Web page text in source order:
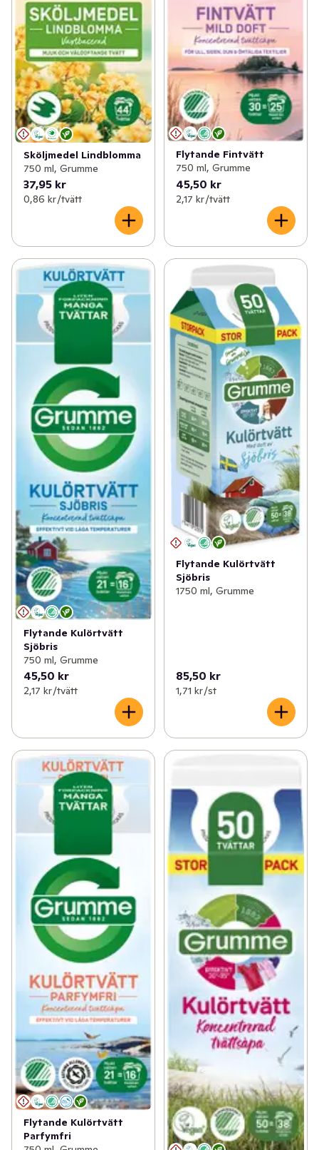
Sköljmedel Lindblomma
750 ml, Grumme
37,95 kr
0,86 kr /tvätt
Flytande Fintvätt
750 ml, Grumme
45,50 kr
2,17 kr /tvätt
Flytande Kulörtvätt
Sjöbris
750 ml, Grumme
45,50 kr
2,17 kr /tvätt
Flytande Kulörtvätt
Sjöbris
1750 ml, Grumme
85,50 kr
1,71 kr /st
Flytande Kulörtvätt
Parfymfri